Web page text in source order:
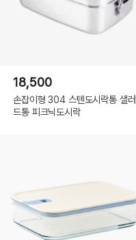
18,500
손잡이형 304 스텐도시락통 샐러
드통 피크닉도시락